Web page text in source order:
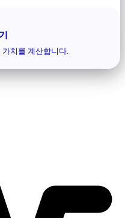
치를 계산합니다.